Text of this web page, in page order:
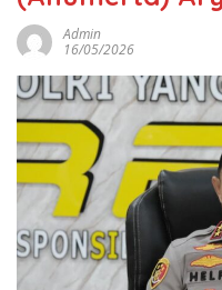
Admin
16/05/2026